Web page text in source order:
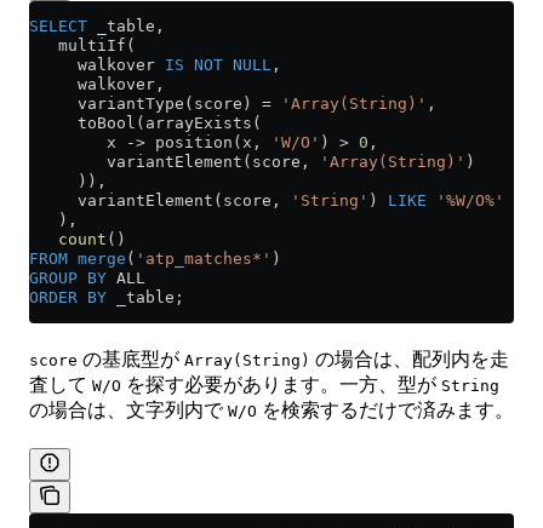
SELECT _table,
   multiIf(
     walkover
IS NOT NULL ,
     walkover,
     variantType(score)
= 'Array(String)' ,
     toBool(arrayExists(
        x
-> position(x, 'W/O' ) > 0 ,
        variantElement(score,
'Array(String)' )
     )),
     variantElement(score,
'String' ) LIKE '%W/O%'
   ),
   count
()
FROM merge ( 'atp_matches*' )
GROUP BY ALL
ORDER BY _table;
score の基底型が Array(String) の場合は、配列内を走
査して W/O を探す必要があります。一方、型が String
の場合は、文字列内で W/O を検索するだけで済みます。